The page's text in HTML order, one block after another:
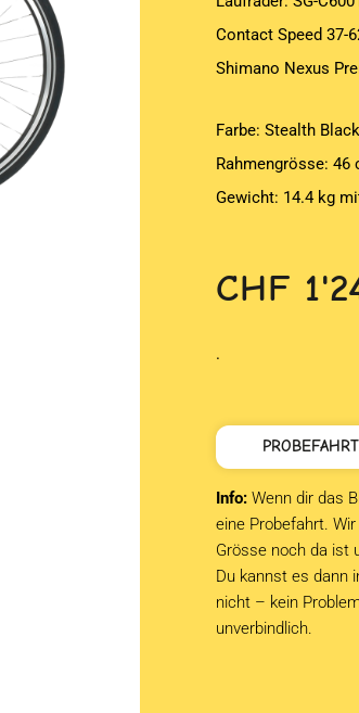
Contact Speed 37-
Shimano Nexus
Farbe: Stealth Black
Rahmengrösse: 46
Gewicht: 14.4 kg
CHF
.
Info: Wenn dir das
eine Probefahrt.
Grösse noch da ist
Du kannst es dann
nicht – kein
unverbindlich.